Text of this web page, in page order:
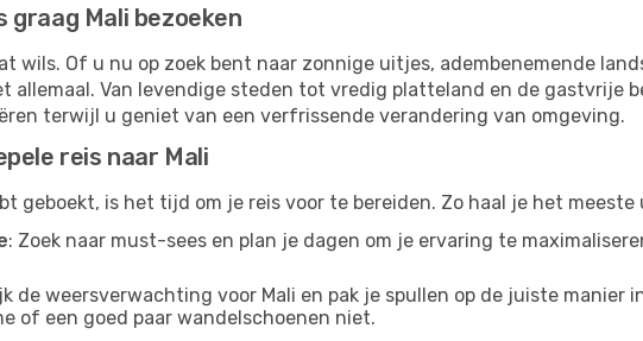
graag Mali bezoeken
wils. Of u nu op zoek bent naar zonnige uitjes, adembenemende
allemaal. Van levendige steden tot vredig platteland en de gastvrije
terwijl u geniet van een verfrissende verandering van omgeving.
reis naar Mali
geboekt, is het tijd om je reis voor te bereiden. Zo haal je het meeste
: Zoek naar must-sees en plan je dagen om je ervaring te
de weersverwachting voor Mali en pak je spullen op de juiste manier
of een goed paar wandelschoenen niet.